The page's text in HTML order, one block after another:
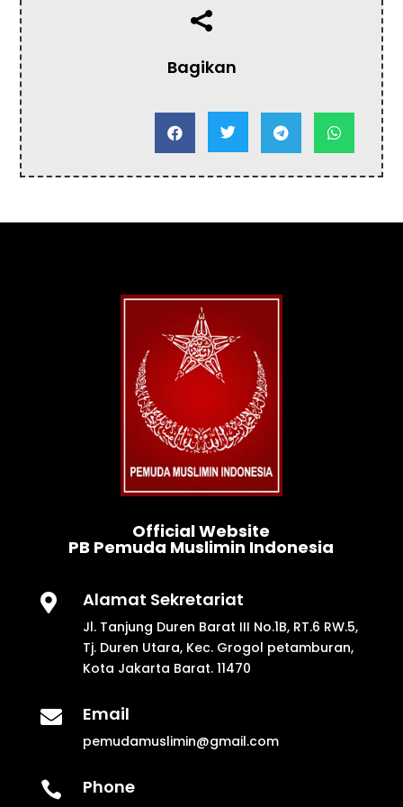

Bagikan
   
Official Website
PB Pemuda Muslimin Indonesia
 Alamat Sekretariat
Jl. Tanjung Duren Barat III No.1B, RT.6 RW.5,
Tj. Duren Utara, Kec. Grogol petamburan,
Kota Jakarta Barat. 11470
 Email
pemudamuslimin@gmail.com
 Phone